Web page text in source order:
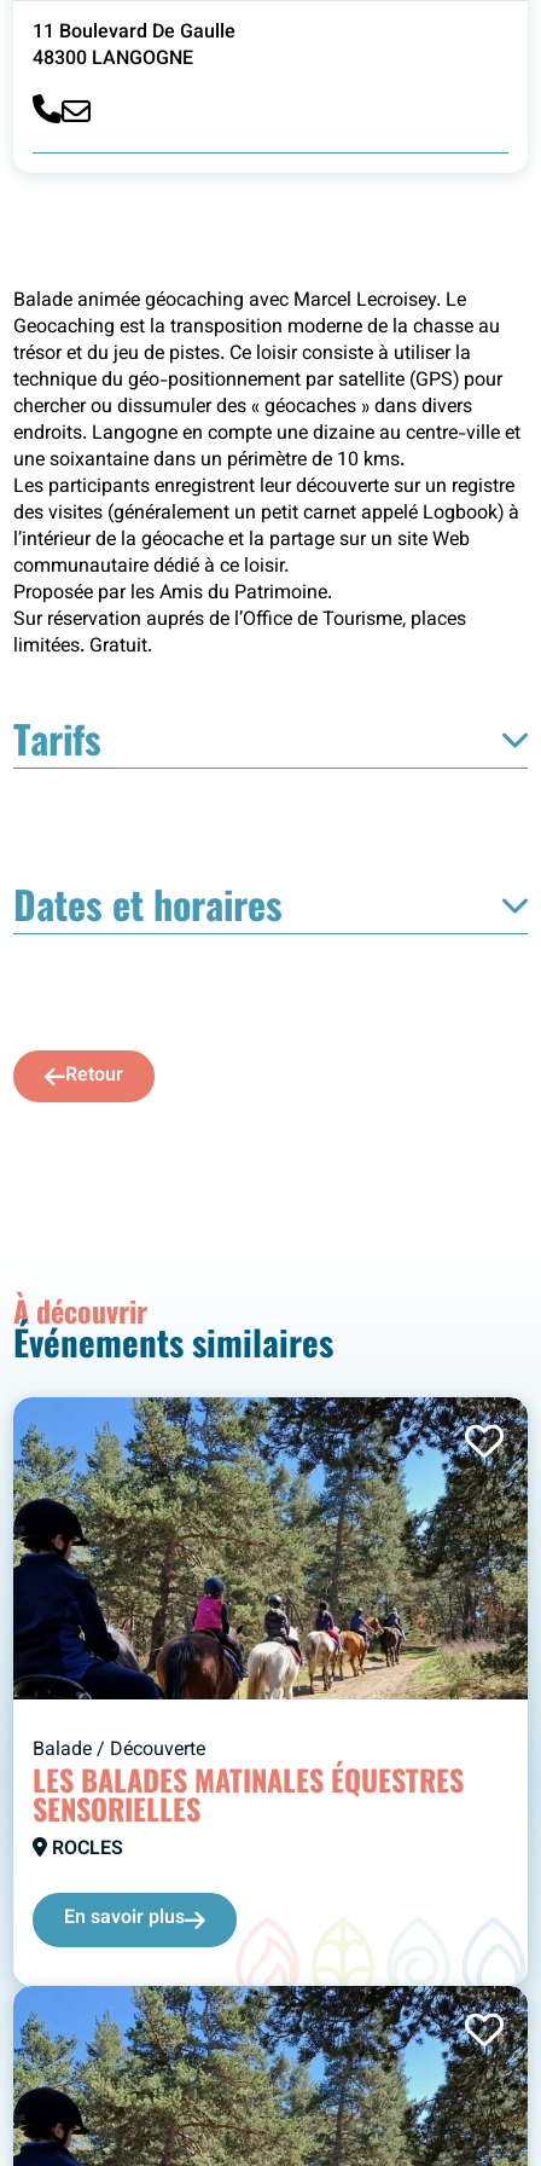
11 Boulevard De Gaulle
48300 LANGOGNE
Balade animée géocaching avec Marcel Lecroisey. Le
Geocaching est la transposition moderne de la chasse au
trésor et du jeu de pistes. Ce loisir consiste à utiliser la
technique du géo-positionnement par satellite (GPS) pour
chercher ou dissumuler des « géocaches » dans divers
endroits. Langogne en compte une dizaine au centre-ville et
une soixantaine dans un périmètre de 10 kms.
Les participants enregistrent leur découverte sur un registre
des visites (généralement un petit carnet appelé Logbook) à
l’intérieur de la géocache et la partage sur un site Web
communautaire dédié à ce loisir.
Proposée par les Amis du Patrimoine.
Sur réservation auprés de l’Office de Tourisme, places
limitées. Gratuit.
Tarifs
Dates et horaires
Retour
À découvrir
Événements similaires
Balade / Découverte
LES BALADES MATINALES ÉQUESTRES
SENSORIELLES
ROCLES
En savoir plus